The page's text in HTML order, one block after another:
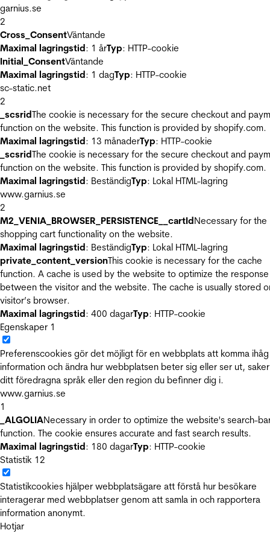
garnius.se
2
Cross_ConsentVäntande
Maximal lagringstid: 1 årTyp: HTTP-cookie
Initial_ConsentVäntande
Maximal lagringstid: 1 dagTyp: HTTP-cookie
sc-static.net
2
_scsridThe cookie is necessary for the secure checkout and
function on the website. This function is provided by shopify.com.
Maximal lagringstid: 13 månaderTyp: HTTP-cookie
_scsridThe cookie is necessary for the secure checkout and
function on the website. This function is provided by shopify.com.
Maximal lagringstid: BeständigTyp: Lokal HTML-lagring
www.garnius.se
2
M2_VENIA_BROWSER_PERSISTENCE__cartIdNecessary for the
shopping cart functionality on the website.
Maximal lagringstid: BeständigTyp: Lokal HTML-lagring
private_content_versionThis cookie is necessary for the cache
function. A cache is used by the website to optimize the
between the visitor and the website. The cache is usually stored
visitor’s browser.
Maximal lagringstid: 400 dagarTyp: HTTP-cookie
Egenskaper 1
Preferenscookies gör det möjligt för en webbplats att komma ihåg
information och ändra hur webbplatsen beter sig eller ser ut,
ditt föredragna språk eller den region du befinner dig i.
www.garnius.se
1
_ALGOLIANecessary in order to optimize the website's search-
function. The cookie ensures accurate and fast search results.
Maximal lagringstid: 180 dagarTyp: HTTP-cookie
Statistik 12
Statistikcookies hjälper webbplatsägare att förstå hur besökare
interagerar med webbplatser genom att samla in och rapportera
information anonymt.
Hotjar